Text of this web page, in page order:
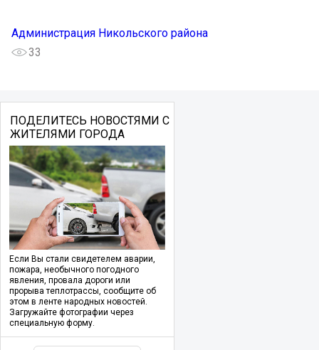
Администрация Никольского района
33
ПОДЕЛИТЕСЬ НОВОСТЯМИ С
ЖИТЕЛЯМИ ГОРОДА
Если Вы стали свидетелем аварии,
пожара, необычного погодного
явления, провала дороги или
прорыва теплотрассы, сообщите об
этом в ленте народных новостей.
Загружайте фотографии через
специальную форму.